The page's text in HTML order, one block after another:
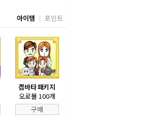
아이템 포인트
겜바타 패키지
오로볼 100개
구매